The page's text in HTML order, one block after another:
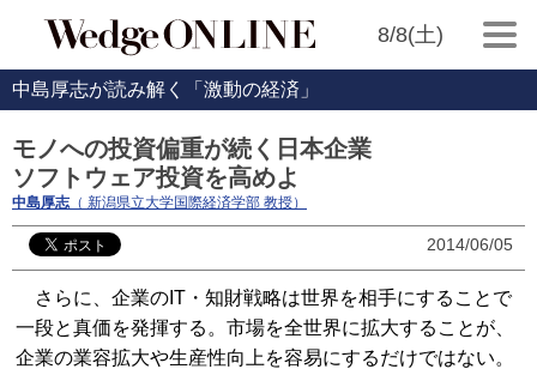
8/8(土)
中島厚志が読み解く「激動の経済」
モノへの投資偏重が続く日本企業
ソフトウェア投資を高めよ
中島厚志（ 新潟県立大学国際経済学部 教授）
2014/06/05
さらに、企業のIT・知財戦略は世界を相手にすることで
一段と真価を発揮する。市場を全世界に拡大することが、
企業の業容拡大や生産性向上を容易にするだけではない。